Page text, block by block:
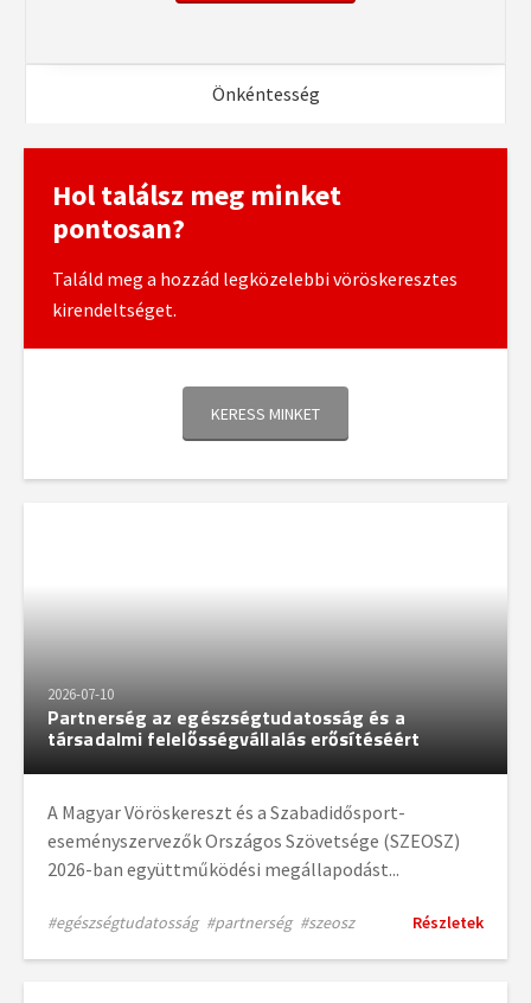
Önkéntesség
Hol találsz meg minket
pontosan?
Találd meg a hozzád legközelebbi vöröskeresztes
kirendeltséget.
KERESS MINKET
2026-07-10
Partnerség az egészségtudatosság és a
társadalmi felelősségvállalás erősítéséért
A Magyar Vöröskereszt és a Szabadidősport-
eseményszervezők Országos Szövetsége (SZEOSZ)
2026-ban együttműködési megállapodást...
#egészségtudatosság #partnerség #szeosz Részletek